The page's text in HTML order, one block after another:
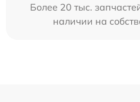
Более 20 тыс.
наличии на